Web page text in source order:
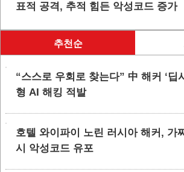
표적 공격, 추적 힘든 악성코드 증가
추천순
“스스로 우회로 찾는다” 中 해커 ‘딥
형 AI 해킹 적발
호텔 와이파이 노린 러시아 해커, 가
시 악성코드 유포